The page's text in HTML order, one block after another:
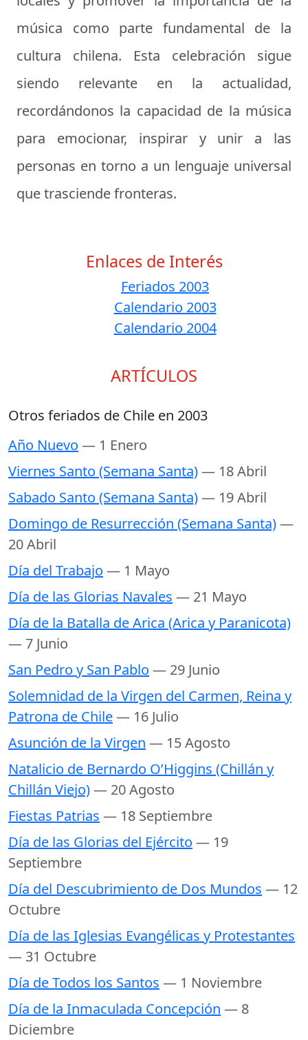
música como parte fundamental de la
cultura chilena. Esta celebración sigue
siendo relevante en la actualidad,
recordándonos la capacidad de la música
para emocionar, inspirar y unir a las
personas en torno a un lenguaje universal
que trasciende fronteras.
Enlaces de Interés
Feriados 2003
Calendario 2003
Calendario 2004
ARTÍCULOS
Otros feriados de Chile en 2003
Año Nuevo — 1 Enero
Viernes Santo (Semana Santa)— 18 Abril
Sabado Santo (Semana Santa)— 19 Abril
Domingo de Resurrección (Semana Santa)—
20 Abril
Día del Trabajo — 1 Mayo
Día de las Glorias Navales — 21 Mayo
Día de la Batalla de Arica (Arica y Paranicota)
— 7 Junio
San Pedro y San Pablo — 29 Junio
Solemnidad de la Virgen del Carmen, Reina y
Patrona de Chile— 16 Julio
Asunción de la Virgen — 15 Agosto
Natalicio de Bernardo O’Higgins (Chillán y
Chillán Viejo)— 20 Agosto
Fiestas Patrias — 18 Septiembre
Día de las Glorias del Ejército — 19
Septiembre
Día del Descubrimiento de Dos Mundos — 12
Octubre
Día de las Iglesias Evangélicas y Protestantes
— 31 Octubre
Día de Todos los Santos — 1 Noviembre
Día de la Inmaculada Concepción — 8
Diciembre